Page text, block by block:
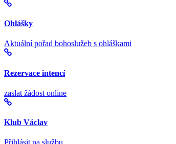
Ohlášky
Aktuální pořad bohoslužeb s ohláškami
Rezervace intencí
zaslat žádost online
Klub Václav